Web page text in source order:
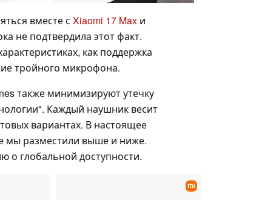
вместе с Xiaomi 17 Max и
не подтвердила этот факт.
как поддержка
тройного микрофона.
также минимизируют утечку
Каждый наушник весит
вариантах. В настоящее
мы разместили выше и ниже.
о глобальной доступности.